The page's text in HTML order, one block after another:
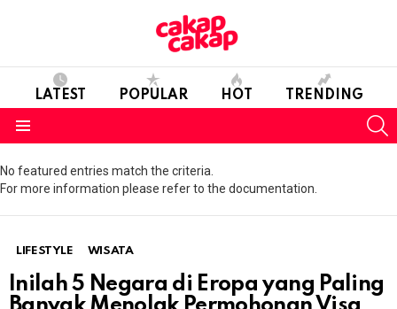
LATEST POPULAR HOT TRENDING
No featured entries match the criteria.
For more information please refer to the documentation.
LIFESTYLE WISATA
Inilah 5 Negara di Eropa yang Paling